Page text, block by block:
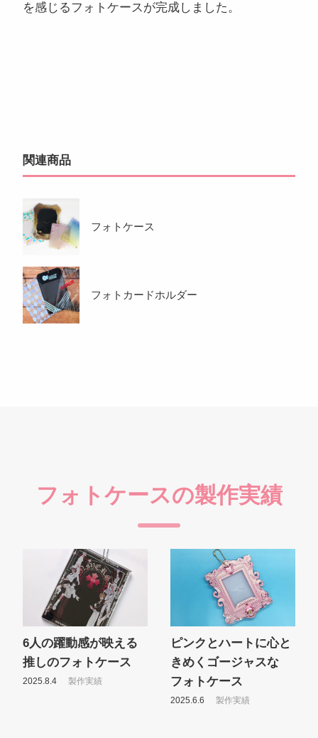
を感じるフォトケースが完成しました。
関連商品
フォトケース
フォトカードホルダー
フォトケースの製作実績
6人の躍動感が映える
推しのフォトケース
2025.8.4 製作実績
ピンクとハートに心と
きめくゴージャスな
フォトケース
2025.6.6 製作実績